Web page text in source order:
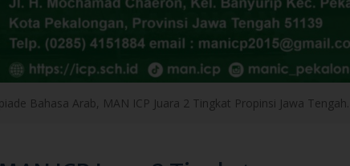
Bahasa Arab, MAN ICP Juara 2 Tingkat Propinsi Jawa Tengah.
ICP Juara 2 Tingkat